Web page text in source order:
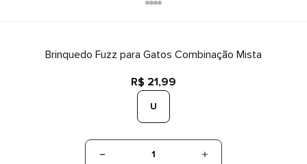
Brinquedo Fuzz para Gatos Combinação Mista
R$ 21,99
U
1